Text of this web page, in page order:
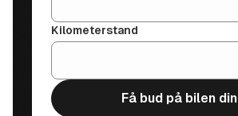
FORSIKRING
med svært gode vilkår via vår
samarbeidspartner Enter
Kilometerstand
Få bud på bilen din